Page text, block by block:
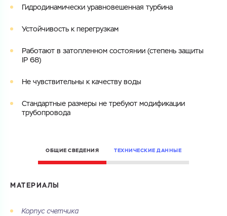
Комментарий
персональных данных
Файл с реквизитами огранизации (любой формат, макс. 20
ГОТОВО
Гидродинамически уравновешенная турбина
Устойчивость к перегрузкам
Работают в затопленном состоянии (степень защиты
IP 68)
Не чувствительны к качеству воды
Стандартные размеры не требуют модификации
трубопровода
ОБЩИЕ СВЕДЕНИЯ ТЕХНИЧЕСКИЕ ДАННЫЕ
МАТЕРИАЛЫ
Корпус счетчика